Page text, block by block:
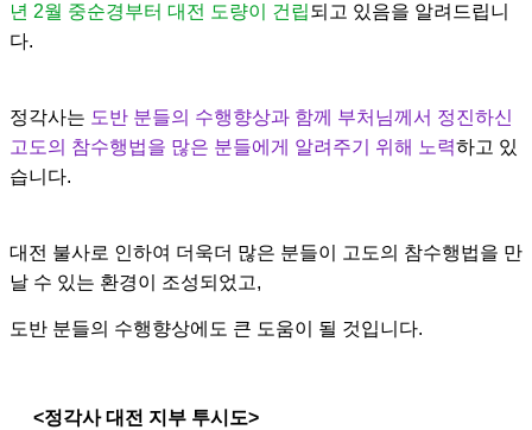
년 2월 중순경부터 대전 도량이 건립되고 있음을 알려드립니
다.
정각사는 도반 분들의 수행향상과 함께 부처님께서 정진하신
고도의 참수행법을 많은 분들에게 알려주기 위해 노력하고 있
습니다.
대전 불사로 인하여 더욱더 많은 분들이 고도의 참수행법을 만
날 수 있는 환경이 조성되었고,
도반 분들의 수행향상에도 큰 도움이 될 것입니다.
<정각사 대전 지부 투시도>